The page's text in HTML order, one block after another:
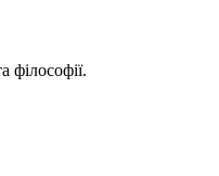
філософії.